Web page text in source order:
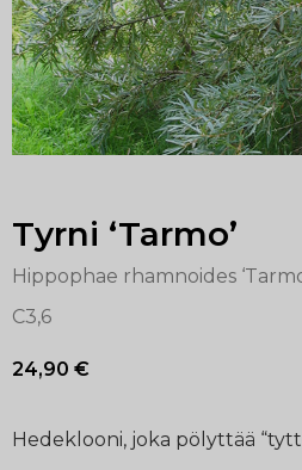
Tyrni ‘Tarmo’
Hippophae rhamnoides
C3,6
24,90 €
Hedeklooni, joka pölyttää